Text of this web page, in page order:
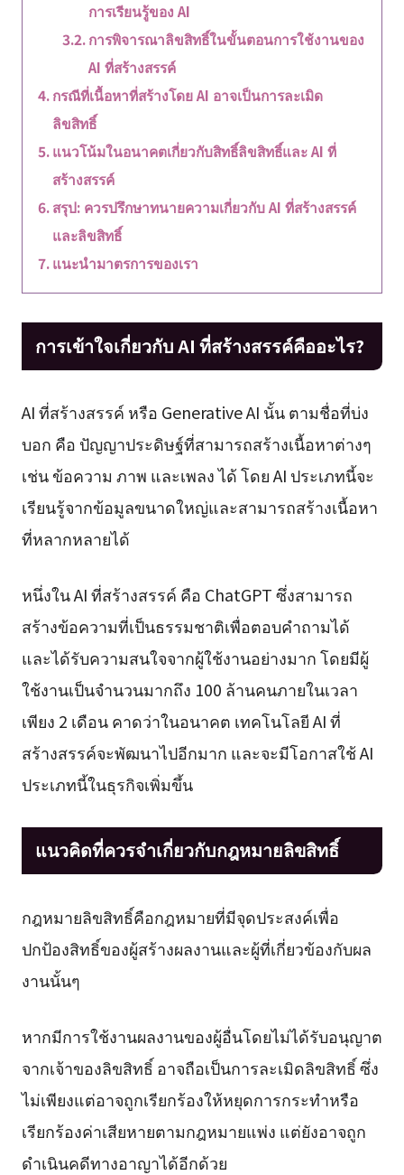
การเรียนรู้ของ AI
การพิจารณาลิขสิทธิ์ในขั้นตอนการใช้งานของ
AI ที่สร้างสรรค์
กรณีที่เนื้อหาที่สร้างโดย AI อาจเป็นการละเมิด
ลิขสิทธิ์
แนวโน้มในอนาคตเกี่ยวกับสิทธิ์ลิขสิทธิ์และ AI ที่
สร้างสรรค์
สรุป: ควรปรึกษาทนายความเกี่ยวกับ AI ที่สร้างสรรค์
และลิขสิทธิ์
แนะนำมาตรการของเรา
การเข้าใจเกี่ยวกับ AI ที่สร้างสรรค์คืออะไร?
AI ที่สร้างสรรค์ หรือ Generative AI นั้น ตามชื่อที่บ่ง
บอก คือ ปัญญาประดิษฐ์ที่สามารถสร้างเนื้อหาต่างๆ
เช่น ข้อความ ภาพ และเพลง ได้ โดย AI ประเภทนี้จะ
เรียนรู้จากข้อมูลขนาดใหญ่และสามารถสร้างเนื้อหา
ที่หลากหลายได้
หนึ่งใน AI ที่สร้างสรรค์ คือ ChatGPT ซึ่งสามารถ
สร้างข้อความที่เป็นธรรมชาติเพื่อตอบคำถามได้
และได้รับความสนใจจากผู้ใช้งานอย่างมาก โดยมีผู้
ใช้งานเป็นจำนวนมากถึง 100 ล้านคนภายในเวลา
เพียง 2 เดือน คาดว่าในอนาคต เทคโนโลยี AI ที่
สร้างสรรค์จะพัฒนาไปอีกมาก และจะมีโอกาสใช้ AI
ประเภทนี้ในธุรกิจเพิ่มขึ้น
แนวคิดที่ควรจำเกี่ยวกับกฎหมายลิขสิทธิ์
กฎหมายลิขสิทธิ์คือกฎหมายที่มีจุดประสงค์เพื่อ
ปกป้องสิทธิ์ของผู้สร้างผลงานและผู้ที่เกี่ยวข้องกับผล
งานนั้นๆ
หากมีการใช้งานผลงานของผู้อื่นโดยไม่ได้รับอนุญาต
จากเจ้าของลิขสิทธิ์ อาจถือเป็นการละเมิดลิขสิทธิ์ ซึ่ง
ไม่เพียงแต่อาจถูกเรียกร้องให้หยุดการกระทำหรือ
เรียกร้องค่าเสียหายตามกฎหมายแพ่ง แต่ยังอาจถูก
ดำเนินคดีทางอาญาได้อีกด้วย